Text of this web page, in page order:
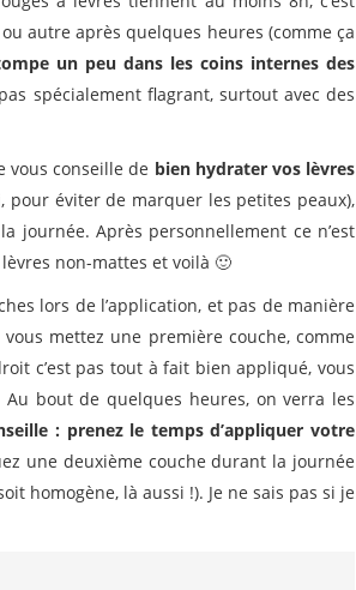
autre après quelques heures (comme ça
un peu dans les coins internes des
spécialement flagrant, surtout avec des
vous conseille de bien hydrater vos lèvres
pour éviter de marquer les petites peaux),
journée. Après personnellement ce n’est
non-mattes et voilà 🙂
lors de l’application, et pas de manière
mettez une première couche, comme
c’est pas tout à fait bien appliqué, vous
bout de quelques heures, on verra les
: prenez le temps d’appliquer votre
une deuxième couche durant la journée
homogène, là aussi !). Je ne sais pas si je